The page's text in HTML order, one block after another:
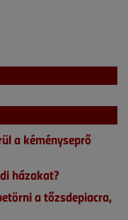
a kéményseprő
házakat?
a tőzsdepiacra,